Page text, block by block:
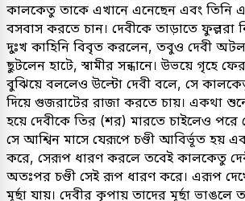
কালকেতু তাকে এখানে এনেছেন এবং তিনি
বসবাস করতে চান। দেবীকে তাড়াতে ফুল্লরা
দুঃখ কাহিনি বিবৃত করলেন, তবুও দেবী অটল।
ছুটলেন হাটে, স্বামীর সন্ধানে। উভয়ে গৃহে
বুঝিয়ে বললেও উল্টো দেবী বলে, সে
দিয়ে গুজরাটের রাজা করতে চায়। একথা
হয়ে দেবীকে তির (শর) মারতে চাইলেও পরে
সে আশ্বিন মাসে যেরূপে চণ্ডী আবির্ভূত হয়
করে, সেরূপ ধারণ করলে তবেই কালকেতু
অতঃপর চণ্ডী সেই রূপ ধারণ করে। এরূপ
মূর্ছা যায়। দেবীর কৃপায় তাদের মূর্ছা ভাঙলে